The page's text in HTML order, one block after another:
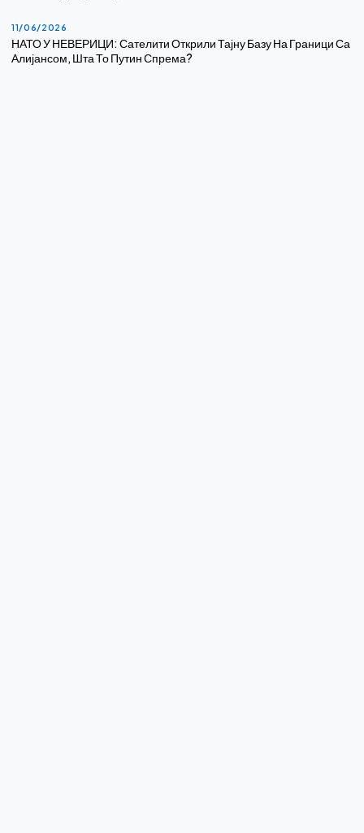
11/06/2026
НАТО У НЕВЕРИЦИ: Сателити Открили Тајну Базу На Граници Са
Алијансом, Шта То Путин Спрема?